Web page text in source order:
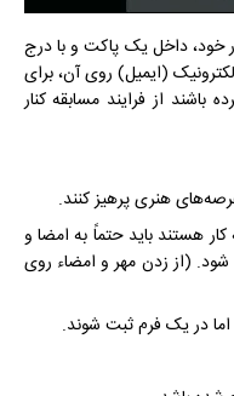
خود، داخل یک پاکت و با درج
(ایمیل) روی آن، برای
از فرایند مسابقه کنار
هستند باید حتماً به امضا و
شود. (از زدن مهر و امضاء روی